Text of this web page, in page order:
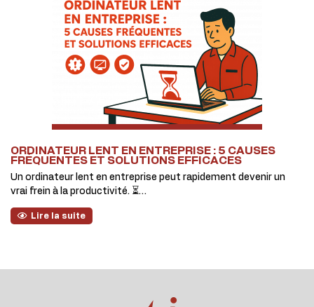
ORDINATEUR LENT EN ENTREPRISE : 5 CAUSES
FRÉQUENTES ET SOLUTIONS EFFICACES
Un ordinateur lent en entreprise peut rapidement devenir un
vrai frein à la productivité. ⏳…
Lire la suite